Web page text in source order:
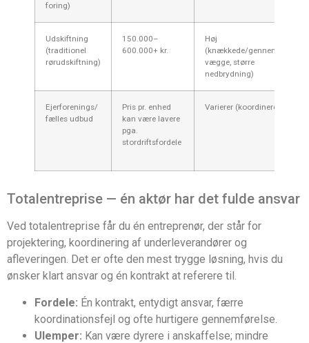
foring)
Udskiftning
(traditionel
rørudskiftning)
150.000–
600.000+ kr.
Høj
(knækkede/gennembrudte
vægge, større
nedbrydning)
Ejerforenings/
fælles udbud
Pris pr. enhed
kan være lavere
pga.
stordriftsfordele
Varierer (koordineret plan)
Totalentreprise — én aktør har det fulde ansvar
Ved totalentreprise får du én entreprenør, der står for
projektering, koordinering af underleverandører og
afleveringen. Det er ofte den mest trygge løsning, hvis du
ønsker klart ansvar og én kontrakt at referere til.
Fordele: Én kontrakt, entydigt ansvar, færre
koordinationsfejl og ofte hurtigere gennemførelse.
Ulemper: Kan være dyrere i anskaffelse; mindre